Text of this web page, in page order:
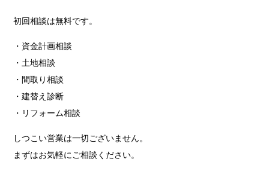
初回相談は無料です。
・資金計画相談
・土地相談
・間取り相談
・建替え診断
・リフォーム相談
しつこい営業は一切ございません。
まずはお気軽にご相談ください。